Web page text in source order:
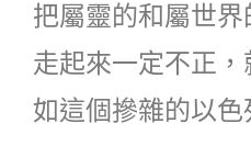
把屬靈的和屬世
走起來一定不正
如這個摻雜的以色